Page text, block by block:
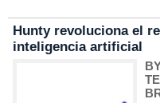
Hunty revoluciona el
inteligencia artificial